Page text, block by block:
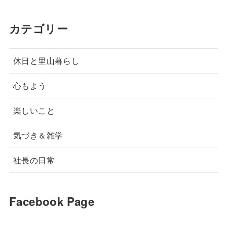
カテゴリー
休日と里山暮らし
心もよう
楽しいこと
気づき＆雑学
社長の日常
Facebook Page